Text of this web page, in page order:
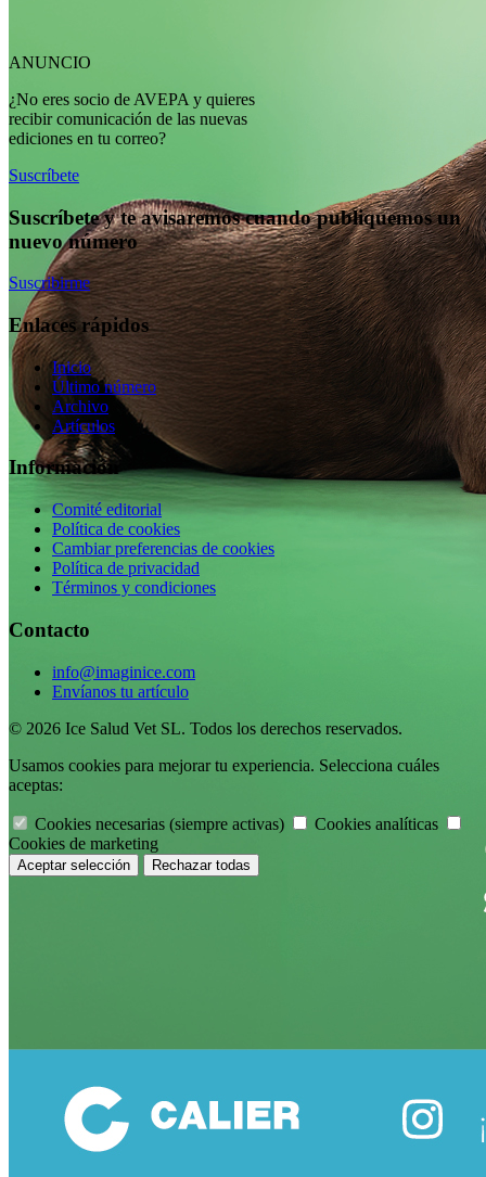
ANUNCIO
¿No eres socio de AVEPA y quieres
recibir comunicación de las nuevas
ediciones en tu correo?
Suscríbete
Suscríbete y te avisaremos cuando publiquemos un
nuevo número
Suscribirme
Enlaces rápidos
Inicio
Último número
Archivo
Artículos
Información
Comité editorial
Política de cookies
Cambiar preferencias de cookies
Política de privacidad
Términos y condiciones
Contacto
info@imaginice.com
Envíanos tu artículo
© 2026 Ice Salud Vet SL. Todos los derechos reservados.
Usamos cookies para mejorar tu experiencia. Selecciona cuáles
aceptas:
Cookies necesarias (siempre activas)
Cookies analíticas
Cookies de marketing
Rechazar todas